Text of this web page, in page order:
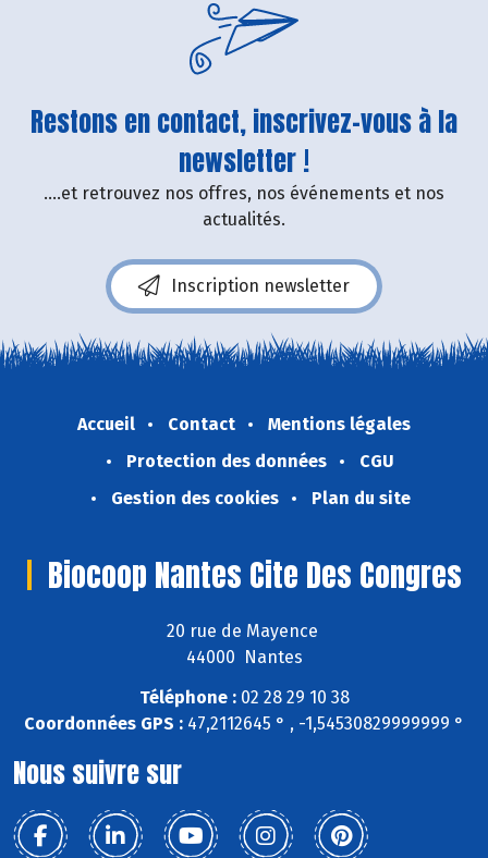
Restons en contact, inscrivez-vous à la
newsletter !
....et retrouvez nos offres, nos événements et nos
actualités.
Inscription newsletter
Accueil Contact
Mentions légales
Protection des données
CGU
Gestion des cookies
Plan du site
Biocoop Nantes Cite Des Congres
20 rue de Mayence
44000 Nantes
Téléphone :02 28 29 10 38
Coordonnées GPS : 47,2112645 ° , -1,54530829999999 °
Nous suivre sur